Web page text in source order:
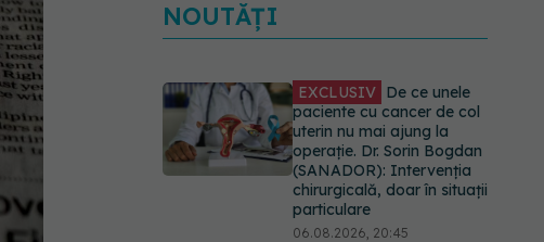
NOUTĂȚI
EXCLUSIV De ce unele
paciente cu cancer de col
uterin nu mai ajung la
operație. Dr. Sorin Bogdan
(SANADOR): Intervenția
chirurgicală, doar în situații
particulare
06.08.2026, 20:45